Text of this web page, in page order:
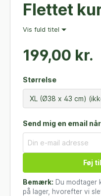
Flettet
Vis fuld titel
199,00 kr.
Størrelse
Send mig en email
Føj
Bemærk: Du modtager
på lager, hvorefter vi